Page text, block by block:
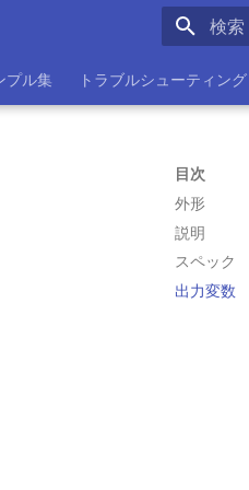
プル集 トラブルシューティング
目次
外形
説明
スペック
出力変数